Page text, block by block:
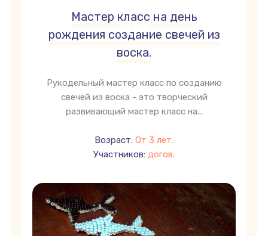
грн
Мастер класс на день
рождения создание свечей из
воска.
Рукодельный мастер класс по созданию
свечей из воска - это творческий
развивающий мастер класс на...
Возраст: От 3 лет.
Участников: догов.